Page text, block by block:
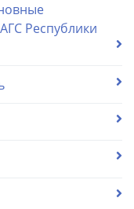
Республики